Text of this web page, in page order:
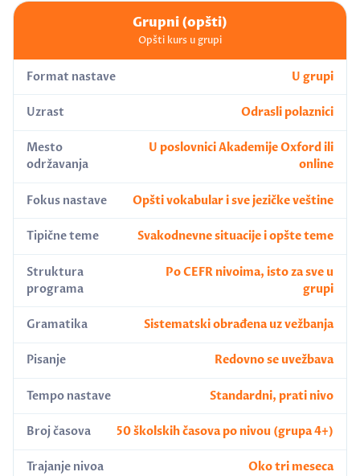
Grupni (opšti)
Opšti kurs u grupi
Format nastave U grupi
Uzrast Odrasli polaznici
Mesto
održavanja
U poslovnici Akademije Oxford ili
online
Fokus nastave Opšti vokabular i sve jezičke veštine
Tipične teme Svakodnevne situacije i opšte teme
Struktura
programa
Po CEFR nivoima, isto za sve u
grupi
Gramatika Sistematski obrađena uz vežbanja
Pisanje Redovno se uvežbava
Tempo nastave Standardni, prati nivo
Broj časova 50 školskih časova po nivou (grupa 4+)
Trajanje nivoa Oko tri meseca